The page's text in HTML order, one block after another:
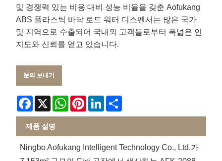
및 경쟁력 있는 비용 대비 성능 비율을 갖춘 Aofukang
ABS 플라스틱 바닥 로드 워터 디스펜서는 많은 국가
및 지역으로 수출되어 국내외 고객들로부터 폭넓은 인
지도와 신뢰를 얻고 있습니다.
문의 보내기
Facebook
X WhatsApp
PinterestLinkedIn
제품 설명
Ningbo Aofukang Intelligent Technology Co., Ltd.가